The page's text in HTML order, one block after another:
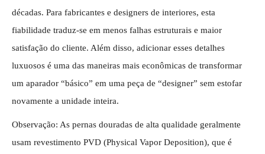
décadas. Para fabricantes e designers de interiores, esta
fiabilidade traduz-se em menos falhas estruturais e maior
satisfação do cliente. Além disso, adicionar esses detalhes
luxuosos é uma das maneiras mais econômicas de transformar
um aparador “básico” em uma peça de “designer” sem estofar
novamente a unidade inteira.
Observação: As pernas douradas de alta qualidade geralmente
usam revestimento PVD (Physical Vapor Deposition), que é